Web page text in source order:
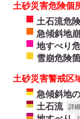
土砂災害危険個
土石流危
急傾斜地
地すべり
雪崩危険
土砂災害警戒区
急傾斜地
土石流 詳細